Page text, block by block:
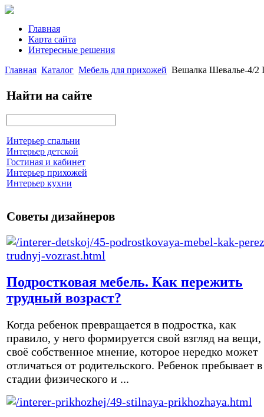
Главная
Карта сайта
Интересные решения
Главная Каталог Мебель для прихожей Вешалка Шевалье-4/2
Найти на сайте
Интерьер спальни
Интерьер детской
Гостиная и кабинет
Интерьер прихожей
Интерьер кухни
Советы дизайнеров
Подростковая мебель. Как пережить
трудный возраст?
Когда ребенок превращается в подростка, как
правило, у него формируется свой взгляд на вещи,
своё собственное мнение, которое нередко может
отличаться от родительского. Ребенок пребывает в
стадии физического и ...